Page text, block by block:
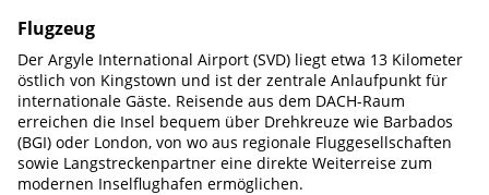
Flugzeug
Der Argyle International Airport (SVD) liegt etwa 13 Kilometer
östlich von Kingstown und ist der zentrale Anlaufpunkt für
internationale Gäste. Reisende aus dem DACH-Raum
erreichen die Insel bequem über Drehkreuze wie Barbados
(BGI) oder London, von wo aus regionale Fluggesellschaften
sowie Langstreckenpartner eine direkte Weiterreise zum
modernen Inselflughafen ermöglichen.